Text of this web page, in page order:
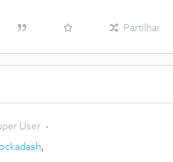
Partilhar
User
,